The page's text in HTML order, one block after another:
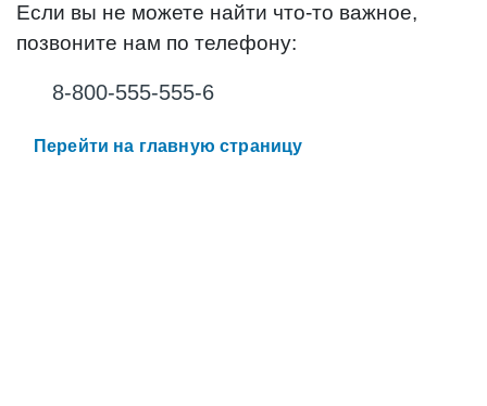
Если вы не можете найти что-то важное,
позвоните нам по телефону:
8-800-555-555-6
Перейти на главную страницу